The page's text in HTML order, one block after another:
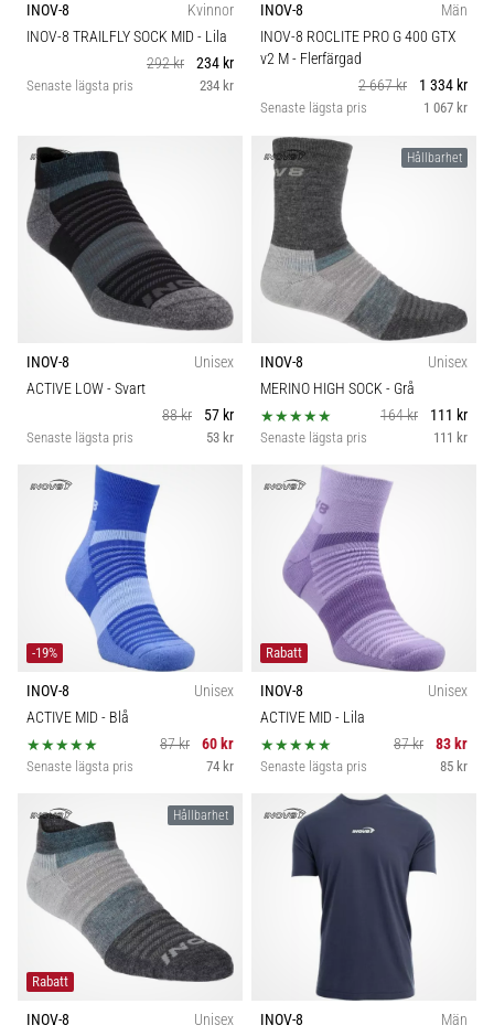
INOV-8
Kvinnor
INOV-8 TRAILFLY SOCK MID - Lila
292 kr
234 kr
Senaste lägsta pris 234 kr
INOV-8
Män
INOV-8 ROCLITE PRO G 400 GTX
v2 M- Flerfärgad
2 667 kr
1 334 kr
Senaste lägsta pris 1 067 kr
INOV-8
Unisex
ACTIVE LOW- Svart
88 kr
57 kr
Senaste lägsta pris 53 kr
Hållbarhet
INOV-8
Unisex
MERINO HIGH SOCK- Grå
164 kr
111 kr
Senaste lägsta pris 111 kr
-19%
INOV-8
Unisex
ACTIVE MID - Blå
87 kr
60 kr
Senaste lägsta pris 74 kr
Rabatt
INOV-8
Unisex
ACTIVE MID - Lila
87 kr
83 kr
Senaste lägsta pris 85 kr
Hållbarhet
Rabatt
INOV-8
Unisex
INOV-8
Män